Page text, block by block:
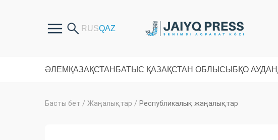
ӘЛЕМ ҚАЗАҚСТАН БАТЫС ҚАЗАҚСТАН ОБЛЫСЫ БҚО
Басты бет / Жаңалықтар / Республикалық жаңалықтар